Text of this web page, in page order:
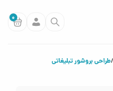
0
طراحی بروشور تبلیغاتی